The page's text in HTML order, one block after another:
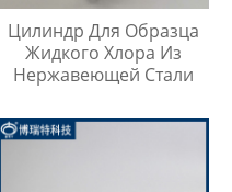
Цилиндр Для Образца
Жидкого Хлора Из
Нержавеющей Стали